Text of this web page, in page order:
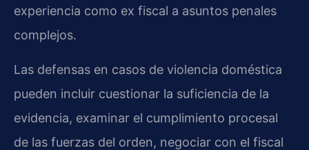
experiencia como ex fiscal a asuntos penales
complejos.
Las defensas en casos de violencia doméstica
pueden incluir cuestionar la suficiencia de la
evidencia, examinar el cumplimiento procesal
de las fuerzas del orden, negociar con el fiscal